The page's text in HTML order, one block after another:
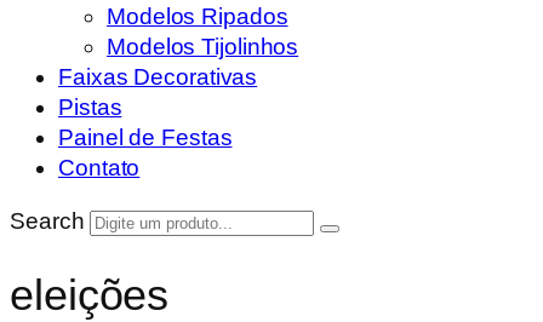
Modelos Ripados
Modelos Tijolinhos
Faixas Decorativas
Pistas
Painel de Festas
Contato
Search
eleições